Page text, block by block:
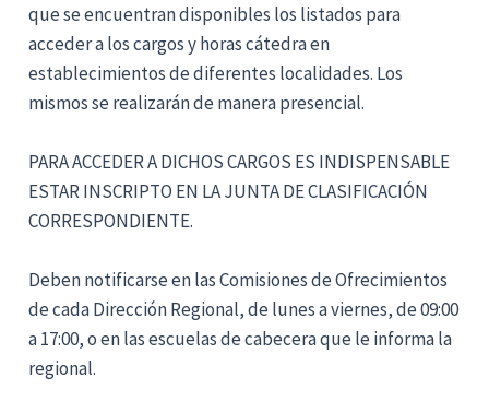
que se encuentran disponibles los listados para
acceder a los cargos y horas cátedra en
establecimientos de diferentes localidades. Los
mismos se realizarán de manera presencial.
PARA ACCEDER A DICHOS CARGOS ES INDISPENSABLE
ESTAR INSCRIPTO EN LA JUNTA DE CLASIFICACIÓN
CORRESPONDIENTE.
Deben notificarse en las Comisiones de Ofrecimientos
de cada Dirección Regional, de lunes a viernes, de 09:00
a 17:00, o en las escuelas de cabecera que le informa la
regional.